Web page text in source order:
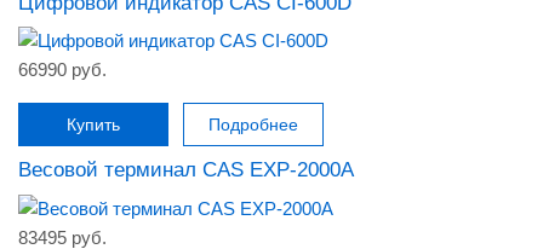
66990 руб.
Купить Подробнее
Весовой терминал CAS EXP-2000A
83495 руб.